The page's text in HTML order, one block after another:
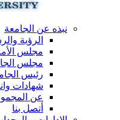
نبذه عن الجامعة
الرؤية
مجلس
مجلس
رئيس
شهادات
عن
أتصل بنا